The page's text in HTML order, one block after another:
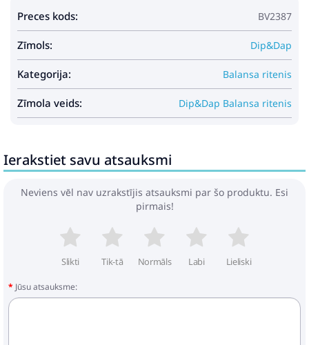
Preces kods: BV2387
Zīmols: Dip&Dap
Kategorija: Balansa ritenis
Zīmola veids: Dip&Dap Balansa ritenis
Ierakstiet savu atsauksmi
Neviens vēl nav uzrakstījis atsauksmi par šo produktu. Esi
pirmais!
Slikti Tik-tā Normāls Labi Lieliski
Jūsu atsauksme: